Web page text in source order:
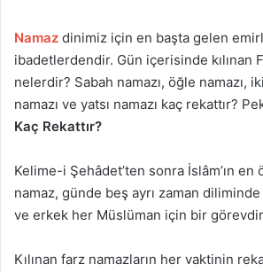
Namaz dinimiz için en başta gelen
ibadetlerdendir. Gün içerisinde kılınan
nelerdir? Sabah namazı, öğle namazı,
namazı ve yatsı namazı kaç rekattır?
Kaç Rekattır?
Kelime-i Şehâdet’ten sonra İslâm’ın
namaz, günde beş ayrı zaman
ve erkek her Müslüman için bir
Kılınan farz namazların her vaktinin